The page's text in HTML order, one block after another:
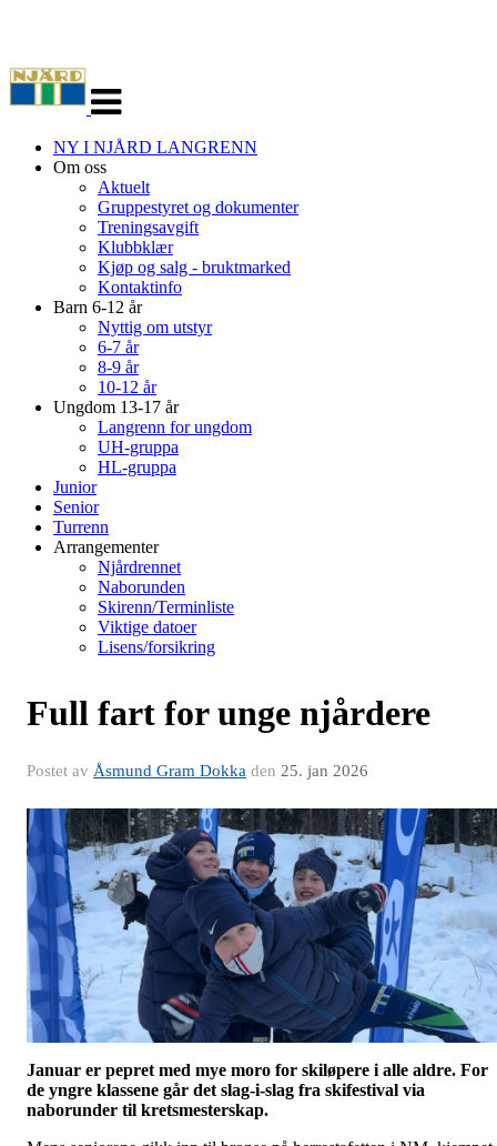
navigasjon
NY I NJÅRD LANGRENN
Om oss
Aktuelt
Gruppestyret og dokumenter
Treningsavgift
Klubbklær
Kjøp og salg - bruktmarked
Kontaktinfo
Barn 6-12 år
Nyttig om utstyr
6-7 år
8-9 år
10-12 år
Ungdom 13-17 år
Langrenn for ungdom
UH-gruppa
HL-gruppa
Junior
Senior
Turrenn
Arrangementer
Njårdrennet
Naborunden
Skirenn/Terminliste
Viktige datoer
Lisens/forsikring
Full fart for unge njårdere
Postet av Åsmund Gram Dokka den 25. jan 2026
Januar er pepret med mye moro for skiløpere i alle aldre. For
de yngre klassene går det slag-i-slag fra skifestival via
naborunder til kretsmesterskap.